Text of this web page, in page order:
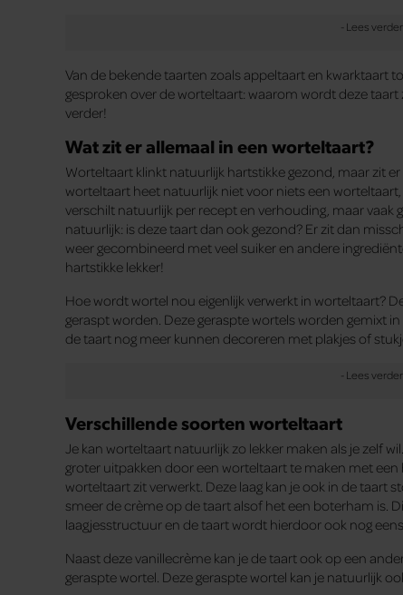
Van de bekende taarten zoals appeltaart en kwarktaart
gesproken over de worteltaart: waarom wordt deze
verder!
Wat zit er allemaal in een worteltaart?
Worteltaart klinkt natuurlijk hartstikke gezond, maar zit
worteltaart heet natuurlijk niet voor niets een
verschilt natuurlijk per recept en verhouding, maar vaak
natuurlijk: is deze taart dan ook gezond? Er zit dan
weer gecombineerd met veel suiker en andere
hartstikke lekker!
Hoe wordt wortel nou eigenlijk verwerkt in worteltaart?
geraspt worden. Deze geraspte wortels worden gemixt
de taart nog meer kunnen decoreren met plakjes of
Verschillende soorten worteltaart
Je kan worteltaart natuurlijk zo lekker maken als je zelf
groter uitpakken door een worteltaart te maken met
worteltaart zit verwerkt. Deze laag kan je ook in de
smeer de crème op de taart alsof het een boterham is.
laagjesstructuur en de taart wordt hierdoor ook nog
Naast deze vanillecrème kan je de taart ook op een
geraspte wortel. Deze geraspte wortel kan je natuurlijk